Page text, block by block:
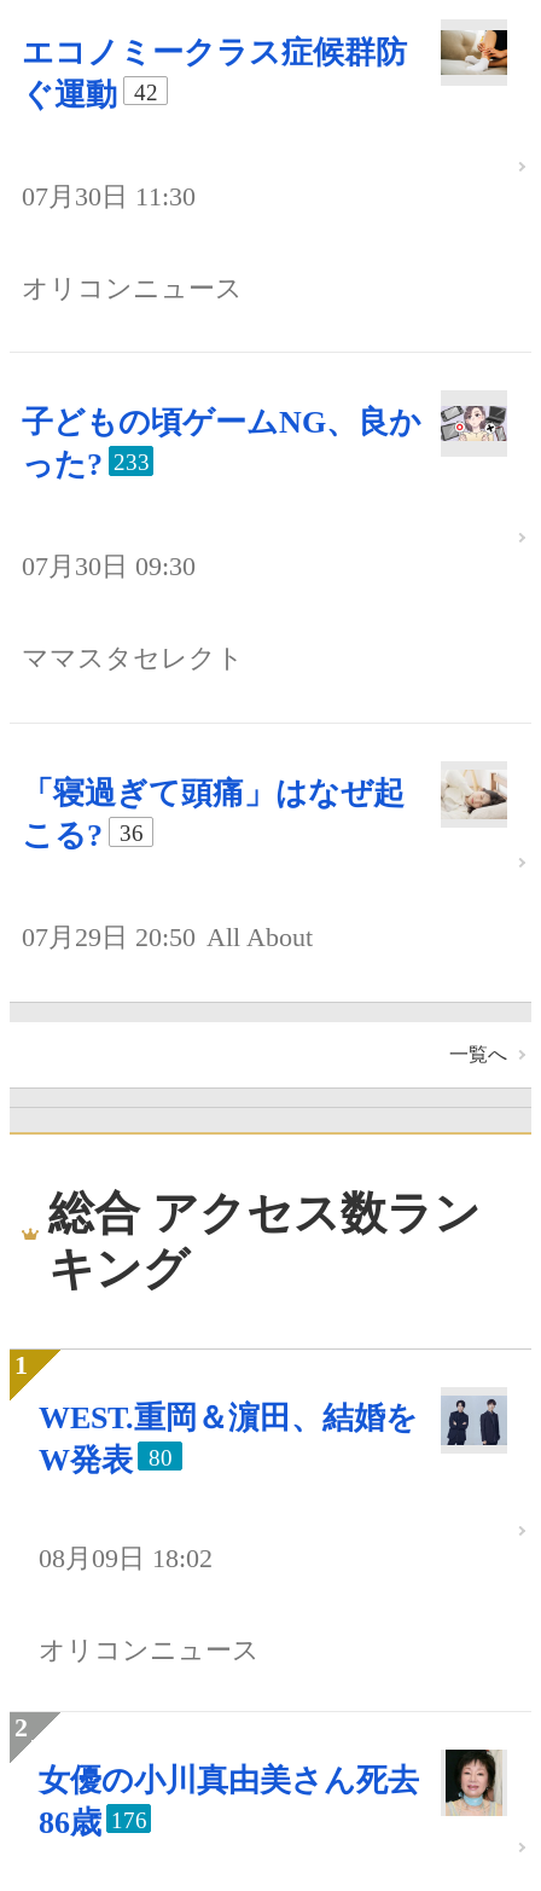
エコノミークラス症候群防
ぐ運動
42
07月30日 11:30
オリコンニュース
子どもの頃ゲームNG、良か
った? 233
07月30日 09:30
ママスタセレクト
「寝過ぎて頭痛」はなぜ起
こる?
36
07月29日 20:50 All About
一覧へ
総合 アクセス数ラン
キング
WEST.重岡＆濵田、結婚を
W発表
80
08月09日 18:02
オリコンニュース
女優の小川真由美さん死去
86歳 176